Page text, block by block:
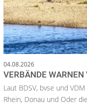
04.08.2026
VERBÄNDE WARNEN
Laut BDSV, bvse und
Rhein, Donau und Oder